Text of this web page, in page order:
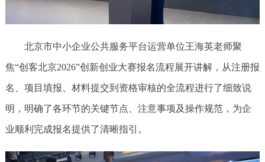
北京市中小企业公共服务平台运营单位王海英老师聚
焦“创客北京2026”创新创业大赛报名流程展开讲解，从注册报
名、项目填报、材料提交到资格审核的全流程进行了细致说
明，明确了各环节的关键节点、注意事项及操作规范，为企
业顺利完成报名提供了清晰指引。